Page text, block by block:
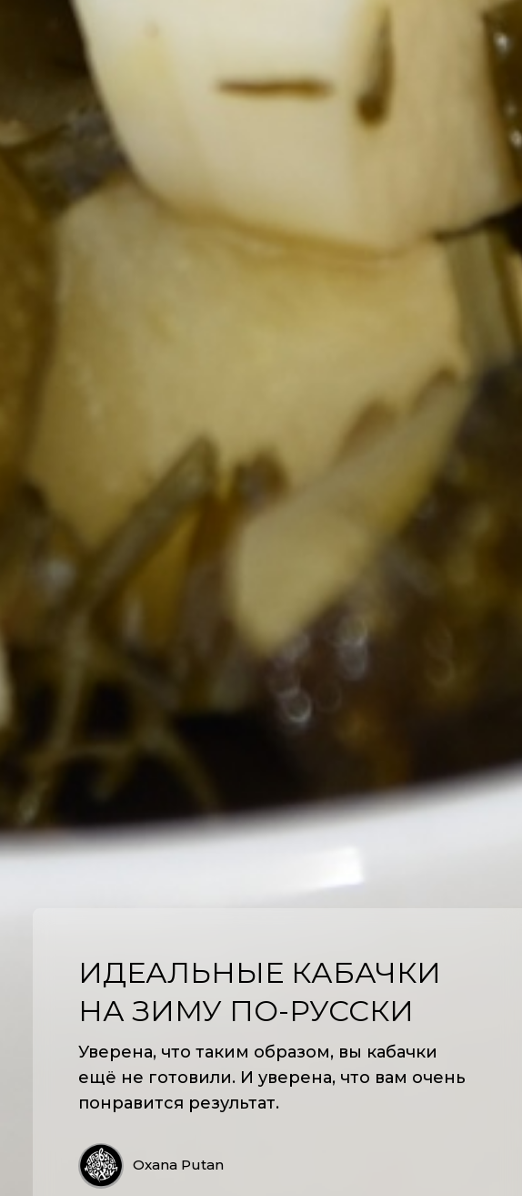
ИДЕАЛЬНЫЕ КАБАЧКИ
НА ЗИМУ ПО-РУССКИ
Уверена, что таким образом, вы кабачки
ещё не готовили. И уверена, что вам очень
понравится результат.
Oxana Putan